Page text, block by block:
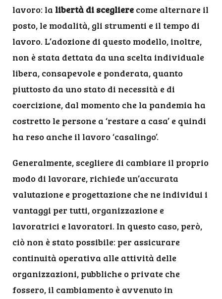
lavoro: la libertà di scegliere come alternare il
posto, le modalità, gli strumenti e il tempo di
lavoro. L’adozione di questo modello, inoltre,
non è stata dettata da una scelta individuale
libera, consapevole e ponderata, quanto
piuttosto da uno stato di necessità e di
coercizione, dal momento che la pandemia ha
costretto le persone a ‘restare a casa’ e quindi
ha reso anche il lavoro ‘casalingo’.
Generalmente, scegliere di cambiare il proprio
modo di lavorare, richiede un’accurata
valutazione e progettazione che ne individui i
vantaggi per tutti, organizzazione e
lavoratrici e lavoratori. In questo caso, però,
ciò non è stato possibile: per assicurare
continuità operativa alle attività delle
organizzazioni, pubbliche o private che
fossero, il cambiamento è avvenuto in